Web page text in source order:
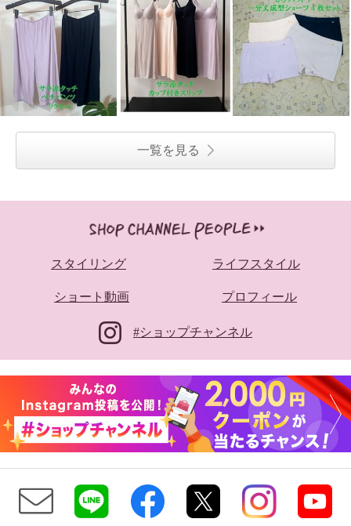
一覧を見る
スタイリング ライフスタイル
ショート動画 プロフィール
#ショップチャンネル